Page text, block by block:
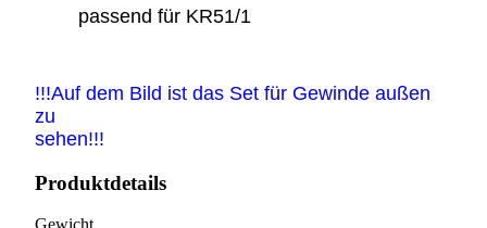
passend für KR51/1
!!!Auf dem Bild ist das Set für Gewinde außen
zu
sehen!!!
Produktdetails